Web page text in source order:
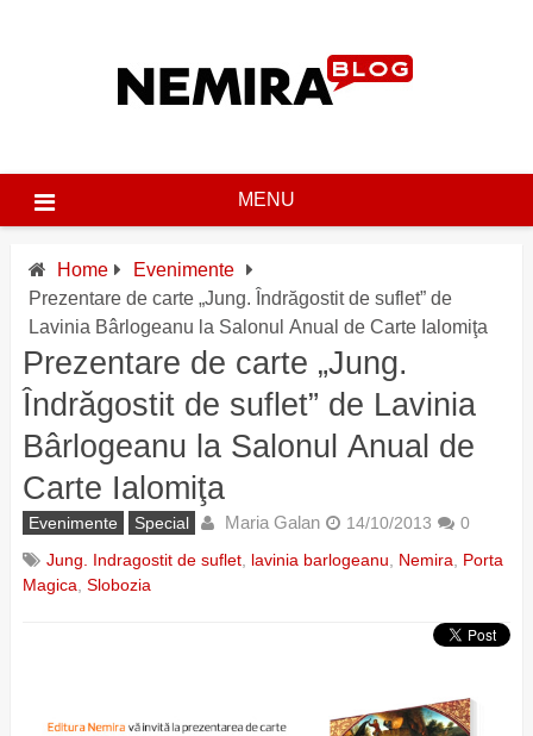
MENU
Home
Evenimente
Prezentare de carte „Jung. Îndrăgostit de suflet” de
Lavinia Bârlogeanu la Salonul Anual de Carte Ialomiţa
Prezentare de carte „Jung.
Îndrăgostit de suflet” de Lavinia
Bârlogeanu la Salonul Anual de
Carte Ialomiţa
Evenimente Special Maria Galan 14/10/2013
0
Jung. Indragostit de suflet, lavinia barlogeanu Nemira
Porta
Magica Slobozia